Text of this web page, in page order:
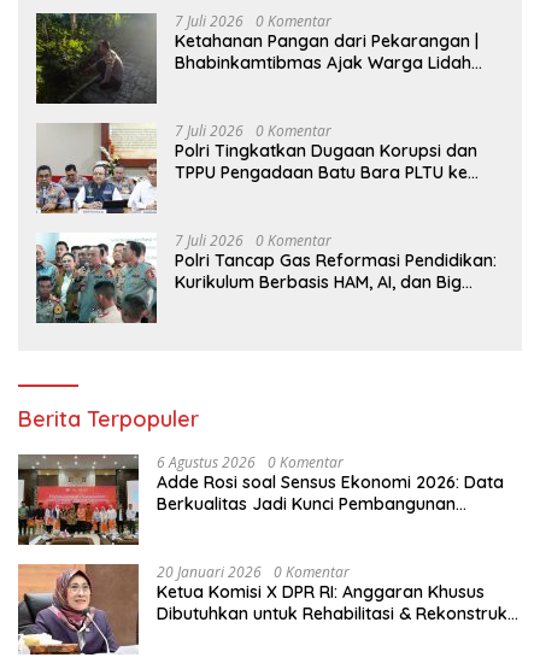
7 Juli 2026 0 Komentar
Ketahanan Pangan dari Pekarangan |
Bhabinkamtibmas Ajak Warga Lidah
7 Juli 2026 0 Komentar
Polri Tingkatkan Dugaan Korupsi dan
TPPU Pengadaan Batu Bara PLTU ke
7 Juli 2026 0 Komentar
Polri Tancap Gas Reformasi Pendidikan:
Kurikulum Berbasis HAM, AI, dan Big
Berita Terpopuler
6 Agustus 2026 0 Komentar
Adde Rosi soal Sensus Ekonomi 2026: Data
Berkualitas Jadi Kunci Pembangunan
20 Januari 2026 0 Komentar
Ketua Komisi X DPR RI: Anggaran Khusus
Dibutuhkan untuk Rehabilitasi & Rekonstruksi